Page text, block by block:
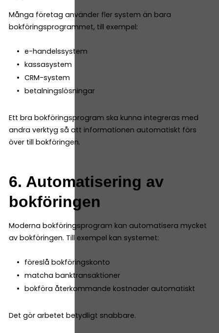
Många företag använder fler system än bara
bokföringsprogrammet, till exempel:
e-handelssystem
kassasystem
CRM-system
betalningslösningar
Ett bra bokföringsprogram ska kunna integreras med
andra verktyg så att informationen automatiskt förs
över till bokföringen.
6. Automatisering av
bokföringen
Moderna bokföringsprogram kan automatisera mycket
av bokföringen. Till exempel kan systemet:
föreslå bokföringskonto
matcha banktransaktioner
bokföra återkommande kostnader automatiskt
Det gör arbetet betydligt snabbare.